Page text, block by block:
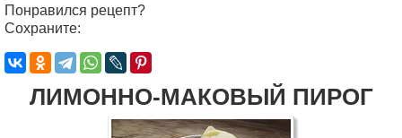
Понравился рецепт?
Сохраните:
ЛИМОННО-МАКОВЫЙ ПИРОГ